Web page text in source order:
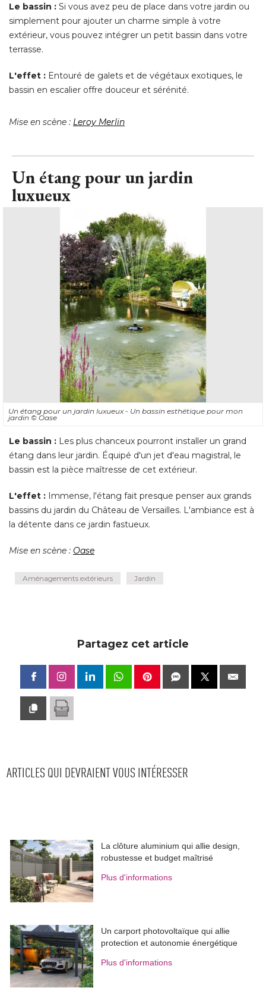
Le bassin : Si vous avez peu de place dans votre jardin ou
simplement pour ajouter un charme simple à votre
extérieur, vous pouvez intégrer un petit bassin dans votre
terrasse.
L'effet : Entouré de galets et de végétaux exotiques, le
bassin en escalier offre douceur et sérénité.
Mise en scène : Leroy Merlin
Un étang pour un jardin
luxueux
Un étang pour un jardin luxueux - Un bassin esthétique pour mon
jardin © Oase
Le bassin : Les plus chanceux pourront installer un grand
étang dans leur jardin. Équipé d'un jet d'eau magistral, le
bassin est la pièce maîtresse de cet extérieur.
L'effet : Immense, l'étang fait presque penser aux grands
bassins du jardin du Château de Versailles. L'ambiance est à
la détente dans ce jardin fastueux.
Mise en scène : Oase
Aménagements extérieurs Jardin
Partagez cet article
ARTICLES QUI DEVRAIENT VOUS INTÉRESSER
La clôture aluminium qui allie design,
robustesse et budget maîtrisé
Plus d'informations
Un carport photovoltaïque qui allie
protection et autonomie énergétique
Plus d'informations